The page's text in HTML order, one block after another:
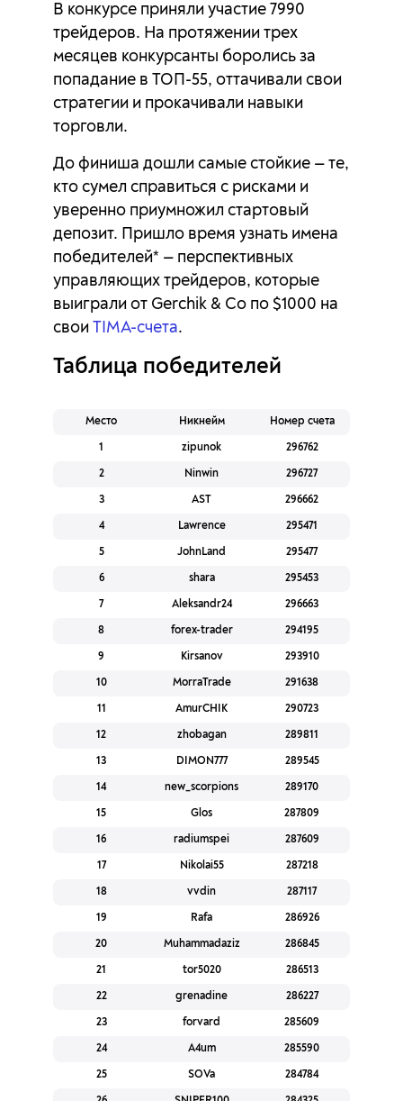
В конкурсе приняли участие 7990
трейдеров. На протяжении трех
месяцев конкурсанты боролись за
попадание в ТОП-55, оттачивали свои
стратегии и прокачивали навыки
торговли.
До финиша дошли самые стойкие — те,
кто сумел справиться с рисками и
уверенно приумножил стартовый
депозит. Пришло время узнать имена
победителей* — перспективных
управляющих трейдеров, которые
выиграли от Gerchik & Co по $1000 на
свои TIMA-счета.
Таблица победителей
Место Никнейм Номер счета
1 zipunok 296762
2 Ninwin 296727
3 AST 296662
4 Lawrence 295471
5 JohnLand 295477
6 shara 295453
7 Aleksandr24 296663
8 forex-trader 294195
9 Kirsanov 293910
10 MorraTrade 291638
11 AmurCHIK 290723
12 zhobagan 289811
13 DIMON777 289545
14 new_scorpions 289170
15 Glos 287809
16 radiumspei 287609
17 Nikolai55 287218
18 vvdin 287117
19 Rafa 286926
20 Muhammadaziz 286845
21 tor5020 286513
22 grenadine 286227
23 forvard 285609
24 A4um 285590
25 SOVa 284784